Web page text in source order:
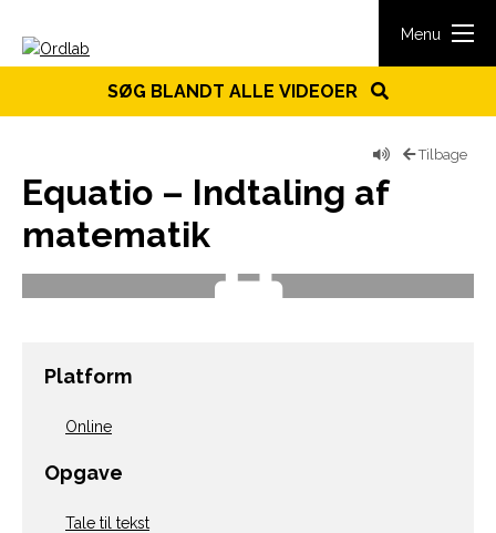
Menu
SØG BLANDT ALLE VIDEOER
Tilbage
Equatio – Indtaling af
matematik
Platform
Online
Opgave
Tale til tekst